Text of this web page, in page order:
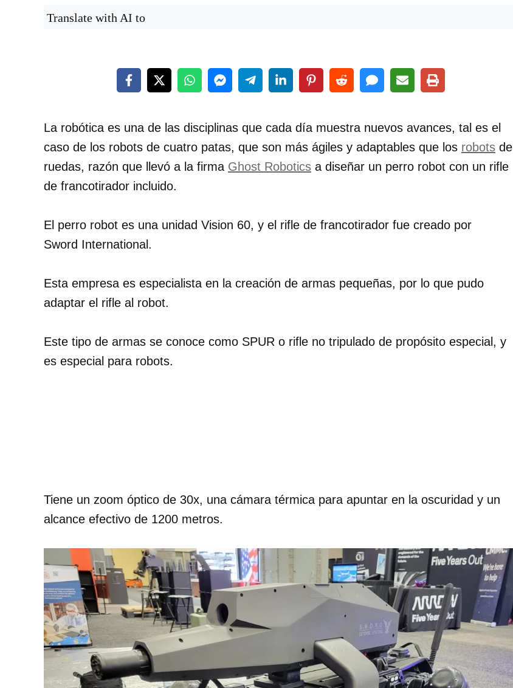
Translate with AI to
La robótica es una de las disciplinas que cada día muestra nuevos avances, tal es el
caso de los robots de cuatro patas, que son más ágiles y adaptables que los robots de
ruedas, razón que llevó a la firma Ghost Robotics a diseñar un perro robot con un rifle
de francotirador incluido.
El perro robot es una unidad Vision 60, y el rifle de francotirador fue creado por
Sword International.
Esta empresa es especialista en la creación de armas pequeñas, por lo que pudo
adaptar el rifle al robot.
Este tipo de armas se conoce como SPUR o rifle no tripulado de propósito especial, y
es especial para robots.
Tiene un zoom óptico de 30x, una cámara térmica para apuntar en la oscuridad y un
alcance efectivo de 1200 metros.